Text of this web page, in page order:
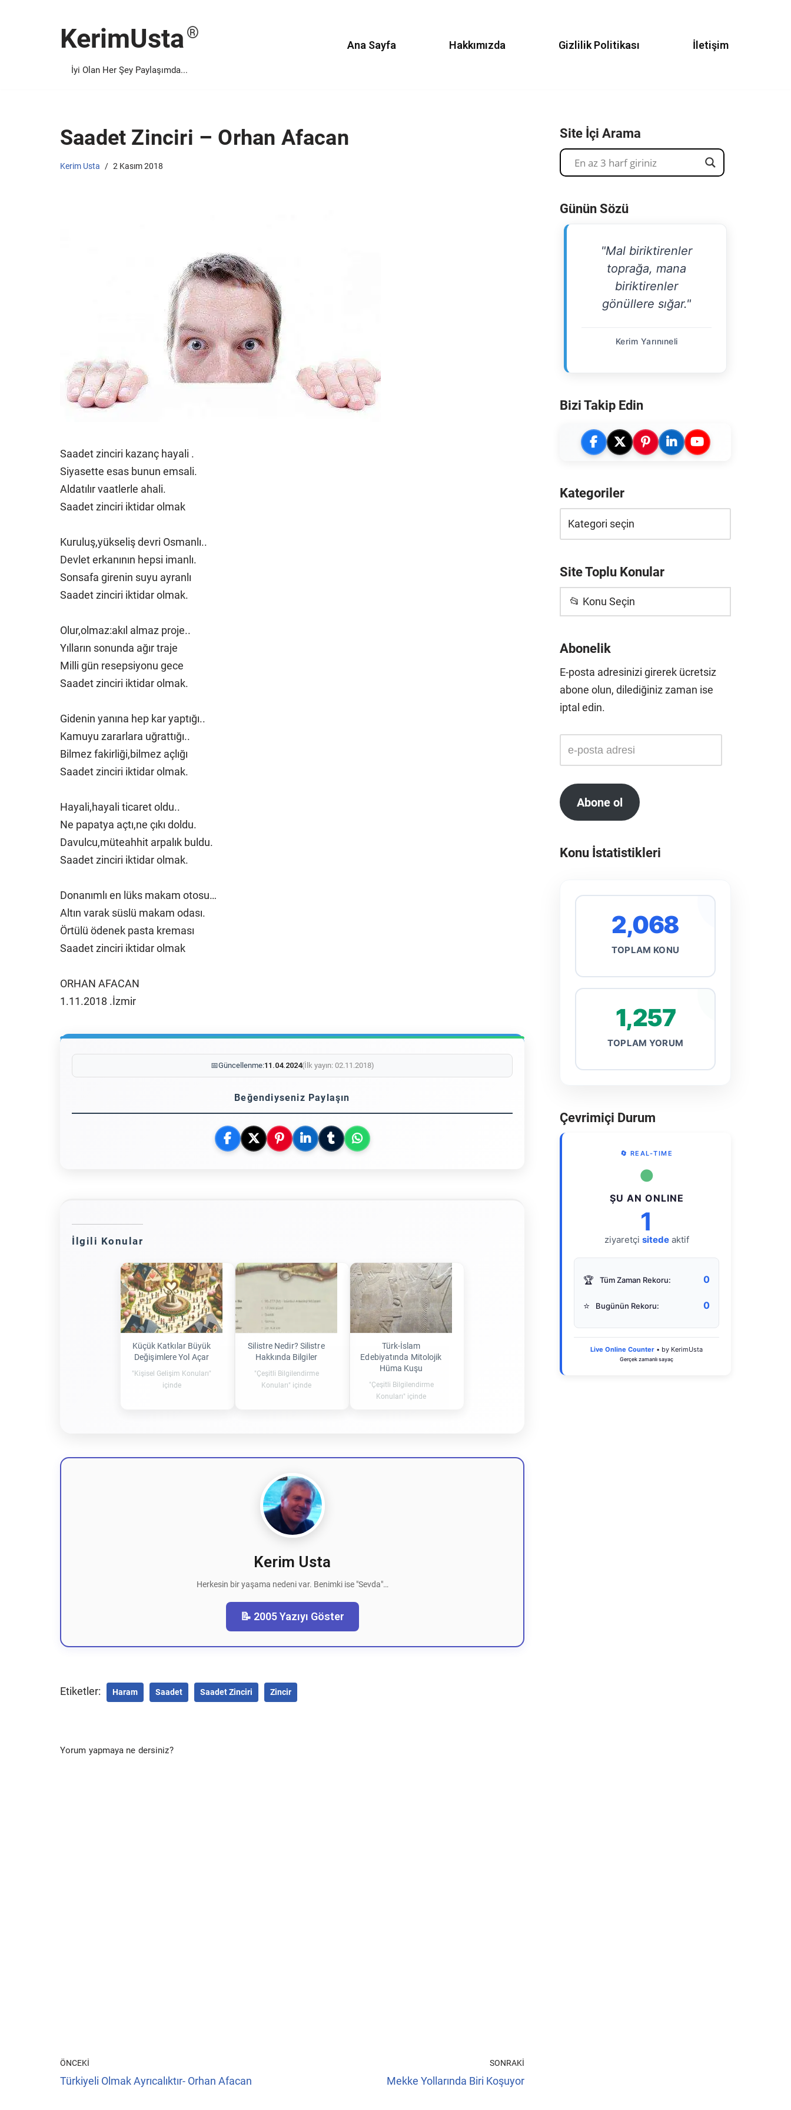
KerimUsta
İyi Olan Her Şey Paylaşımda...
Ana Sayfa Hakkımızda Gizlilik Politikası İletişim
Saadet Zinciri – Orhan Afacan
Kerim Usta 2 Kasım 2018
Saadet zinciri kazanç hayali .
Siyasette esas bunun emsali.
Aldatılır vaatlerle ahali.
Saadet zinciri iktidar olmak
Kuruluş,yükseliş devri Osmanlı..
Devlet erkanının hepsi imanlı.
Sonsafa girenin suyu ayranlı
Saadet zinciri iktidar olmak.
Olur,olmaz:akıl almaz proje..
Yılların sonunda ağır traje
Milli gün resepsiyonu gece
Saadet zinciri iktidar olmak.
Gidenin yanına hep kar yaptığı..
Kamuyu zararlara uğrattığı..
Bilmez fakirliği,bilmez açlığı
Saadet zinciri iktidar olmak.
Hayali,hayali ticaret oldu..
Ne papatya açtı,ne çıkı doldu.
Davulcu,müteahhit arpalık buldu.
Saadet zinciri iktidar olmak.
Donanımlı en lüks makam otosu…
Altın varak süslü makam odası.
Örtülü ödenek pasta kreması
Saadet zinciri iktidar olmak
ORHAN AFACAN
1.11.2018 .İzmir
📅Güncellenme:11.04.2024(İlk yayın: 02.11.2018)
Beğendiyseniz Paylaşın
İlgili Konular
Küçük Katkılar Büyük
Değişimlere Yol Açar
"Kişisel Gelişim Konuları"
içinde
Silistre Nedir? Silistre
Hakkında Bilgiler
"Çeşitli Bilgilendirme
Konuları" içinde
Türk-İslam
Edebiyatında Mitolojik
Hüma Kuşu
"Çeşitli Bilgilendirme
Konuları" içinde
Kerim Usta
Herkesin bir yaşama nedeni var. Benimki ise "Sevda"…
📝 2005 Yazıyı Göster
Etiketler: Haram Saadet Saadet Zinciri Zincir
Yorum yapmaya ne dersiniz?
ÖNCEKI
Türkiyeli Olmak Ayrıcalıktır- Orhan Afacan
SONRAKI
Mekke Yollarında Biri Koşuyor
Site İçi Arama
Günün Sözü
"Mal biriktirenler
toprağa, mana
biriktirenler
gönüllere sığar."
Kerim Yarınıneli
Bizi Takip Edin
Kategoriler
Site Toplu Konular
📂 Konu Seçin
Abonelik
E-posta adresinizi girerek ücretsiz
abone olun, dilediğiniz zaman ise
iptal edin.
Abone ol
Konu İstatistikleri
2,068
TOPLAM KONU
1,257
TOPLAM YORUM
Çevrimiçi Durum
🔄 REAL-TIME
●
ŞU AN ONLINE
1
ziyaretçi sitedeaktif
🏆 Tüm Zaman Rekoru: 0
⭐ Bugünün Rekoru: 0
Live Online Counter • by KerimUsta
Gerçek zamanlı sayaç